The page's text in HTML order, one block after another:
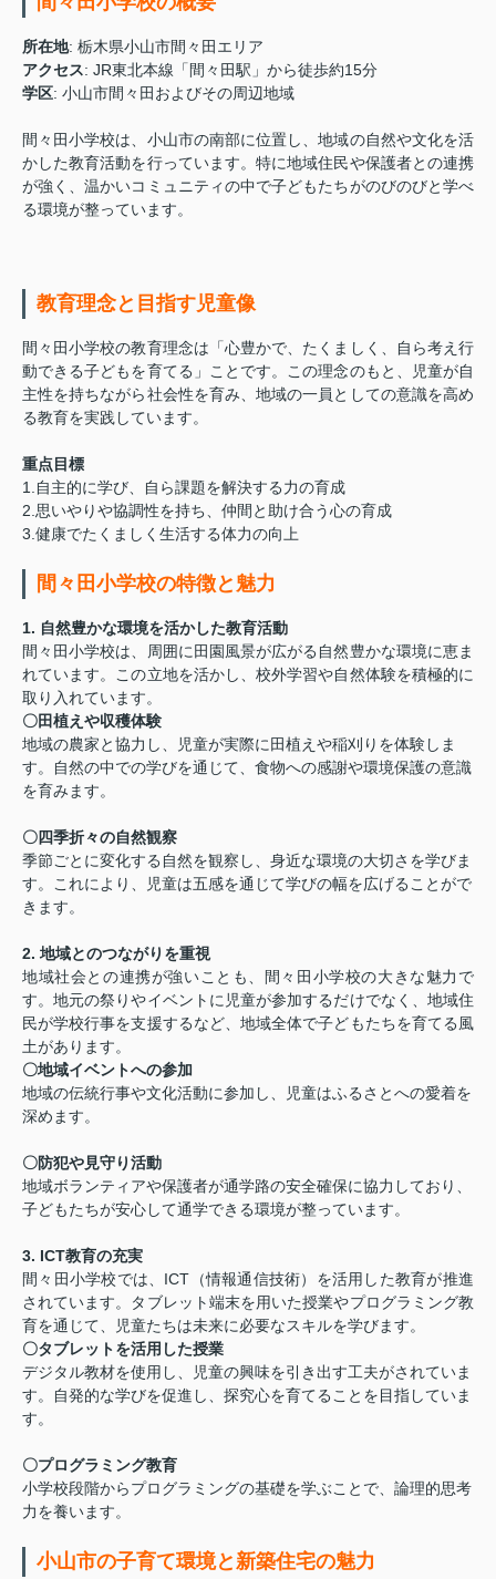
所在地: 栃木県小山市間々田エリア
アクセス: JR東北本線「間々田駅」から徒歩約15分
学区: 小山市間々田およびその周辺地域
間々田小学校は、小山市の南部に位置し、地域の自然や文化を活
かした教育活動を行っています。特に地域住民や保護者との連携
が強く、温かいコミュニティの中で子どもたちがのびのびと学べ
る環境が整っています。
教育理念と目指す児童像
間々田小学校の教育理念は「心豊かで、たくましく、自ら考え行
動できる子どもを育てる」ことです。この理念のもと、児童が自
主性を持ちながら社会性を育み、地域の一員としての意識を高め
る教育を実践しています。
重点目標
1.自主的に学び、自ら課題を解決する力の育成
2.思いやりや協調性を持ち、仲間と助け合う心の育成
3.健康でたくましく生活する体力の向上
間々田小学校の特徴と魅力
1. 自然豊かな環境を活かした教育活動
間々田小学校は、周囲に田園風景が広がる自然豊かな環境に恵ま
れています。この立地を活かし、校外学習や自然体験を積極的に
取り入れています。
〇田植えや収穫体験
地域の農家と協力し、児童が実際に田植えや稲刈りを体験しま
す。自然の中での学びを通じて、食物への感謝や環境保護の意識
を育みます。
〇四季折々の自然観察
季節ごとに変化する自然を観察し、身近な環境の大切さを学びま
す。これにより、児童は五感を通じて学びの幅を広げることがで
きます。
2. 地域とのつながりを重視
地域社会との連携が強いことも、間々田小学校の大きな魅力で
す。地元の祭りやイベントに児童が参加するだけでなく、地域住
民が学校行事を支援するなど、地域全体で子どもたちを育てる風
土があります。
〇地域イベントへの参加
地域の伝統行事や文化活動に参加し、児童はふるさとへの愛着を
深めます。
〇防犯や見守り活動
地域ボランティアや保護者が通学路の安全確保に協力しており、
子どもたちが安心して通学できる環境が整っています。
3. ICT教育の充実
間々田小学校では、ICT（情報通信技術）を活用した教育が推進
されています。タブレット端末を用いた授業やプログラミング教
育を通じて、児童たちは未来に必要なスキルを学びます。
〇タブレットを活用した授業
デジタル教材を使用し、児童の興味を引き出す工夫がされていま
す。自発的な学びを促進し、探究心を育てることを目指していま
す。
〇プログラミング教育
小学校段階からプログラミングの基礎を学ぶことで、論理的思考
力を養います。
小山市の子育て環境と新築住宅の魅力